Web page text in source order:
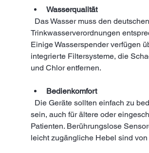
Wasserqualität
Trinkwasserverordnungen
Einige Wasserspender verfügen
integrierte Filtersysteme, die
und Chlor entfernen.
Bedienkomfort
sein, auch für ältere oder
Patienten. Berührungslose
leicht zugängliche Hebel sind von